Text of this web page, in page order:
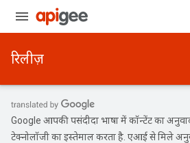
रिलीज़
Google आपकी पसंदीदा भाषा में कॉन्टेंट का
टेक्नोलॉजी का इस्तेमाल करता है. एआई से मिले